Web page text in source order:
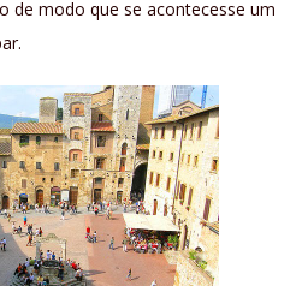
de modo que se acontecesse um